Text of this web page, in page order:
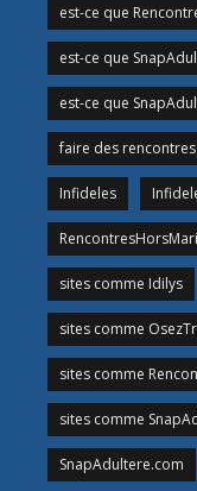
est-ce que
est-ce que
est-ce que
faire des
Infideles
sites comme Idilys
sites comme
sites comme
sites comme
SnapAdultere.com